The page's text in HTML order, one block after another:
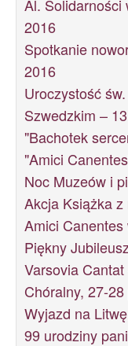
Al. Solidarności
2016
Spotkanie
2016
Uroczystość
Szwedzkim –
"Bachotek
"Amici
Noc Muzeów i
Akcja Książka
Amici
Piękny
Varsovia
Chóralny, 27-
Wyjazd na
99 urodziny